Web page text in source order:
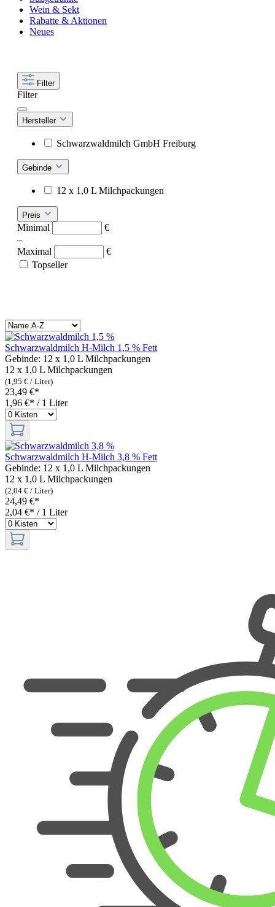
Wein & Sekt
Rabatte & Aktionen
Neues
Filter
Filter
Hersteller
Schwarzwaldmilch GmbH Freiburg
Gebinde
12 x 1,0 L Milchpackungen
Preis
Minimal
€
–
Maximal
€
Topseller
Schwarzwaldmilch H-Milch 1,5 % Fett
Gebinde: 12 x 1,0 L Milchpackungen
12 x 1,0 L Milchpackungen
(1,95 € / Liter)
23,49 €*
1,96 €* / 1 Liter
Schwarzwaldmilch H-Milch 3,8 % Fett
Gebinde: 12 x 1,0 L Milchpackungen
12 x 1,0 L Milchpackungen
(2,04 € / Liter)
24,49 €*
2,04 €* / 1 Liter